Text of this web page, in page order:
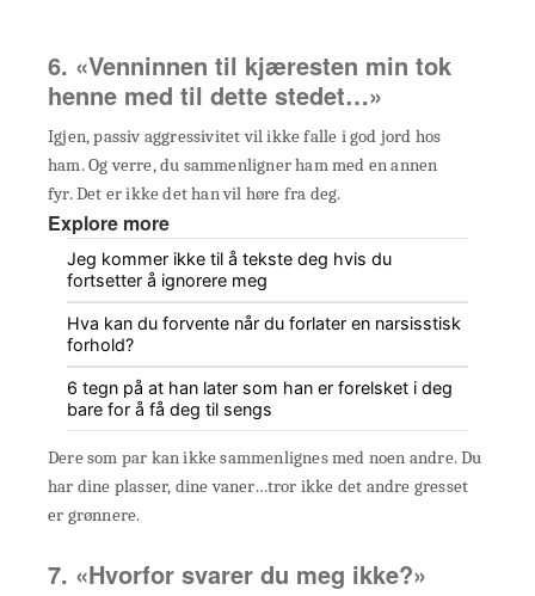
6. «Venninnen til kjæresten min tok
henne med til dette stedet…»
Igjen, passiv aggressivitet vil ikke falle i god jord hos
ham. Og verre, du sammenligner ham med en annen
fyr. Det er ikke det han vil høre fra deg.
Explore more
Jeg kommer ikke til å tekste deg hvis du
fortsetter å ignorere meg
Hva kan du forvente når du forlater en narsisstisk
forhold?
6 tegn på at han later som han er forelsket i deg
bare for å få deg til sengs
Dere som par kan ikke sammenlignes med noen andre. Du
har dine plasser, dine vaner…tror ikke det andre gresset
er grønnere.
7. «Hvorfor svarer du meg ikke?»